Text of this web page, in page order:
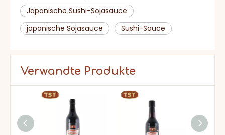
Japanische Sushi-Sojasauce
japanische Sojasauce
Sushi-Sauce
Verwandte Produkte